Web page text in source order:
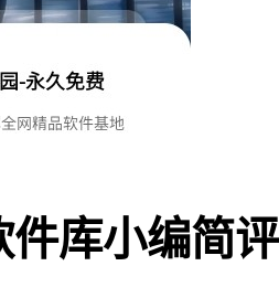
件库小编简评